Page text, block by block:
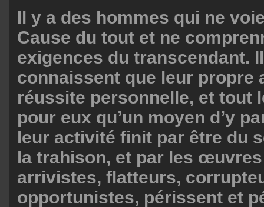
Il y a des hommes qui ne
Cause du tout et ne
exigences du transcendant.
connaissent que leur propre
réussite personnelle, et tout
pour eux qu’un moyen d’y
leur activité finit par être du
la trahison, et par les
arrivistes, flatteurs,
opportunistes, périssent et